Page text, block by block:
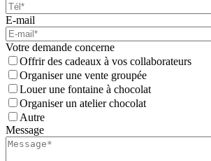
E-mail
Votre demande concerne
Offrir des cadeaux à vos collaborateurs
Organiser une vente groupée
Louer une fontaine à chocolat
Organiser un atelier chocolat
Autre
Message